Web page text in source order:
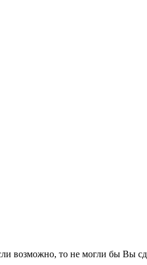
возможно, то не могли бы Вы